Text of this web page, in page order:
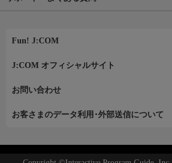
Fun! J:COM
J:COM オフィシャルサイト
お問い合わせ
お客さまのデータ利用･外部送信について